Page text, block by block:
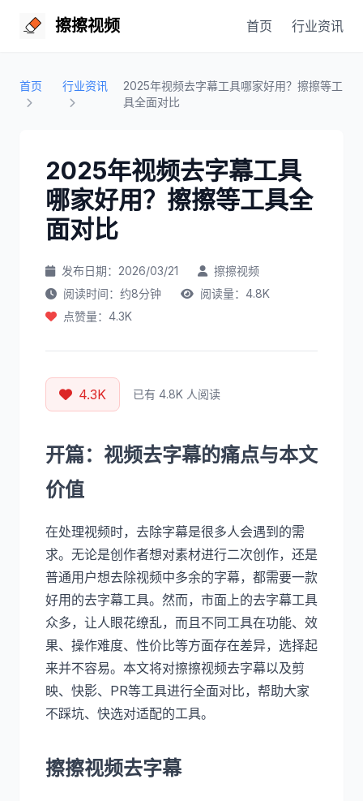
擦擦视频 首页 行业资讯
首页 行业资讯
2025年视频去字幕工具哪家好用？擦擦等工
具全面对比
2025年视频去字幕工具
哪家好用？擦擦等工具全
面对比
发布日期：2026/03/21
擦擦视频
阅读时间：约8分钟
阅读量：4.8K
点赞量：4.3K
4.3K 已有 4.8K 人阅读
开篇：视频去字幕的痛点与本文
价值
在处理视频时，去除字幕是很多人会遇到的需
求。无论是创作者想对素材进行二次创作，还是
普通用户想去除视频中多余的字幕，都需要一款
好用的去字幕工具。然而，市面上的去字幕工具
众多，让人眼花缭乱，而且不同工具在功能、效
果、操作难度、性价比等方面存在差异，选择起
来并不容易。本文将对擦擦视频去字幕以及剪
映、快影、PR等工具进行全面对比，帮助大家
不踩坑、快选对适配的工具。
擦擦视频去字幕